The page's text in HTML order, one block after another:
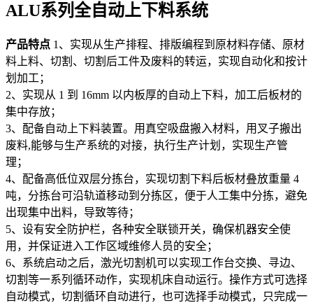
ALU系列全自动上下料系统
产品特点 1、实现从生产排程、排版编程到原材料存储、原材
料上料、切割、切割后工件及废料的转运，实现自动化和按计
划加工；
2、实现从 1 到 16mm 以内板厚的自动上下料，加工后板材的
集中存放；
3、配备自动上下料装置。用真空吸盘搬入材料，用叉子搬出
废料,能够与生产系统的对接，执行生产计划，实现生产管
理；
4、配备高低位双层分拣台，实现切割下料后板材叠放重量 4
吨，分拣台可沿轨道移动到分拣区，便于人工集中分拣，避免
出现集中出料，导致等待；
5、设有安全防护栏，各种安全联锁开关，确保机器安全使
用，并保证进入工作区域维修人员的安全；
6、系统启动之后，激光切割机可以实现工作台交换、寻边、
切割等一系列循环动作，实现机床自动运行。操作方式可选择
自动模式，切割循环自动进行，也可选择手动模式，只完成一